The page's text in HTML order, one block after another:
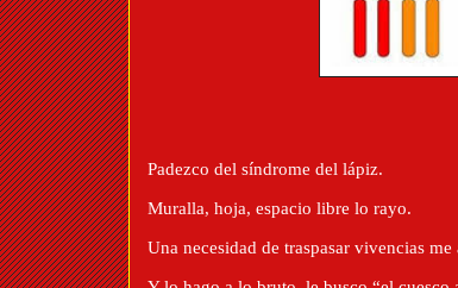
Padezco del síndrome del lápiz.
Muralla, hoja, espacio libre lo rayo.
Una necesidad de traspasar vivencias